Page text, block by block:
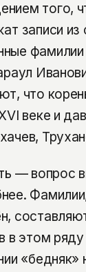
того,
записи
фамилии
что
веке и
— вопрос
в этом